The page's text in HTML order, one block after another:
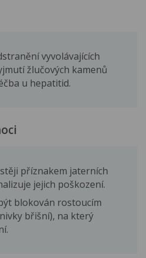
vyvolávajících
žlučových kamenů
u hepatitid.
příznakem jaterních
jejich poškození.
blokován rostoucím
břišní), na který